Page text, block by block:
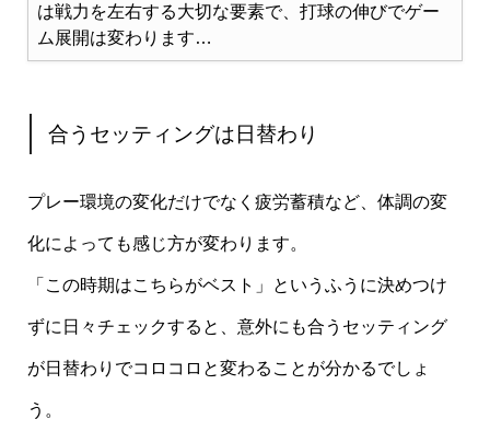
は戦力を左右する大切な要素で、打球の伸びでゲー
ム展開は変わります…
合うセッティングは日替わり
プレー環境の変化だけでなく疲労蓄積など、体調の変
化によっても感じ方が変わります。
「この時期はこちらがベスト」というふうに決めつけ
ずに日々チェックすると、意外にも合うセッティング
が日替わりでコロコロと変わることが分かるでしょ
う。